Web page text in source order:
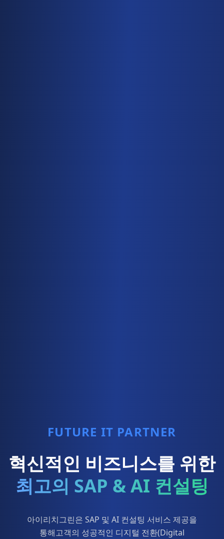
FUTURE IT PARTNER
혁신적인 비즈니스를 위한
최고의 SAP & AI 컨설팅
아이리치그린은 SAP 및 AI 컨설팅 서비스 제공을
통해고객의 성공적인 디지털 전환(Digital